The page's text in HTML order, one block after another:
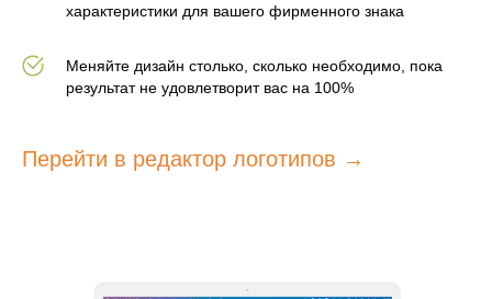
характеристики для вашего фирменного знака
Меняйте дизайн столько, сколько необходимо, пока
результат не удовлетворит вас на 100%
Перейти в редактор логотипов